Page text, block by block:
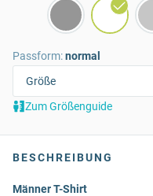
Passform:normal
Zum Größenguide
BESCHREIBUNG
Männer T-Shirt